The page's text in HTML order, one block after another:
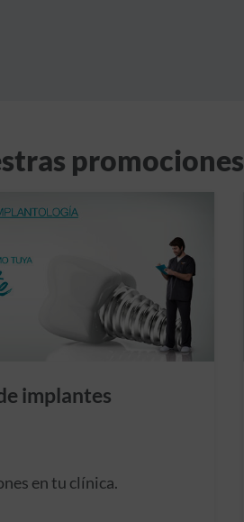
promociones
implantes
en tu clínica.